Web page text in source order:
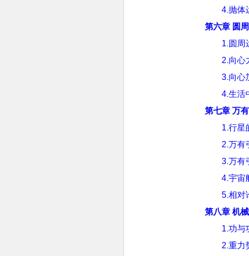
4.抛体
第六章 圆
1.圆周
2.向心
3.向心
4.生活
第七章 万
1.行星
2.万有
3.万有
4.宇宙
5.相对
第八章 机
1.功与
2.重力